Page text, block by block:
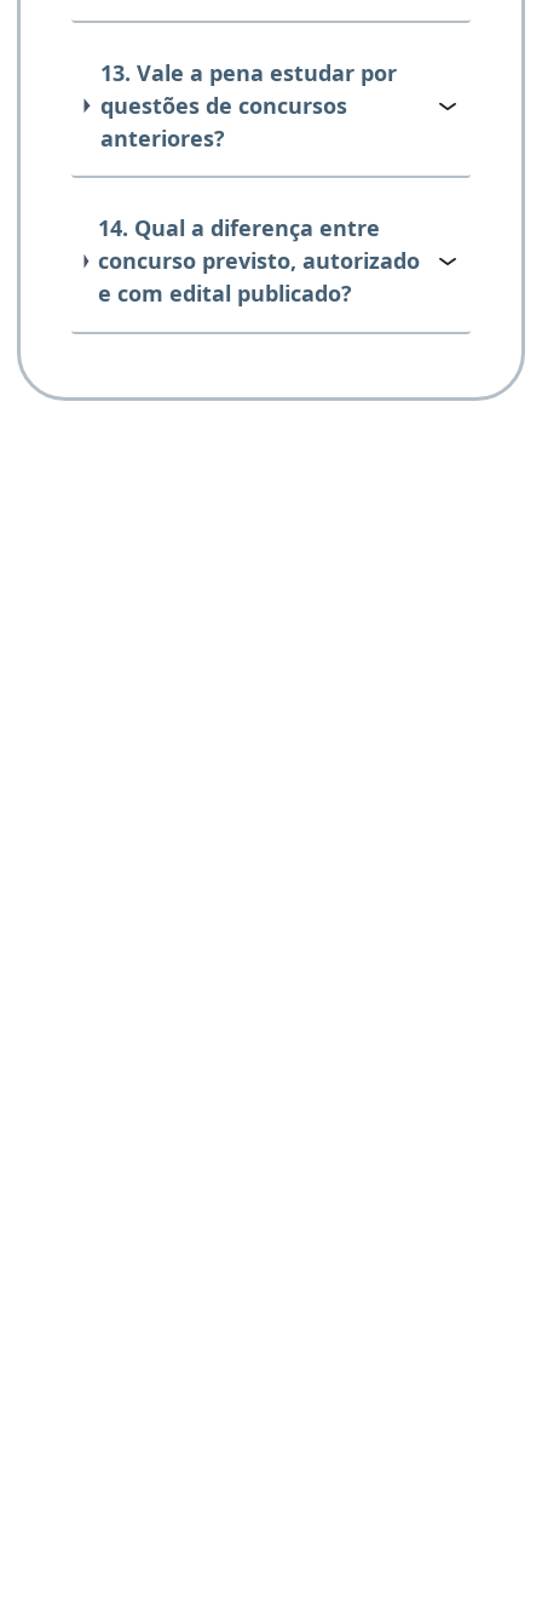
13. Vale a pena estudar por
questões de concursos
anteriores?
14. Qual a diferença entre
concurso previsto, autorizado
e com edital publicado?